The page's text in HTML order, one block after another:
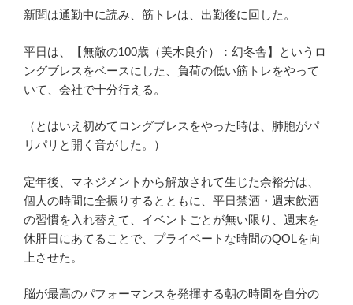
新聞は通勤中に読み、筋トレは、出勤後に回した。
平日は、【無敵の100歳（美木良介）：幻冬舎】というロ
ングブレスをベースにした、負荷の低い筋トレをやって
いて、会社で十分行える。
（とはいえ初めてロングブレスをやった時は、肺胞がパ
リパリと開く音がした。）
定年後、マネジメントから解放されて生じた余裕分は、
個人の時間に全振りするとともに、平日禁酒・週末飲酒
の習慣を入れ替えて、イベントごとが無い限り、週末を
休肝日にあてることで、プライベートな時間のQOLを向
上させた。
脳が最高のパフォーマンスを発揮する朝の時間を自分の